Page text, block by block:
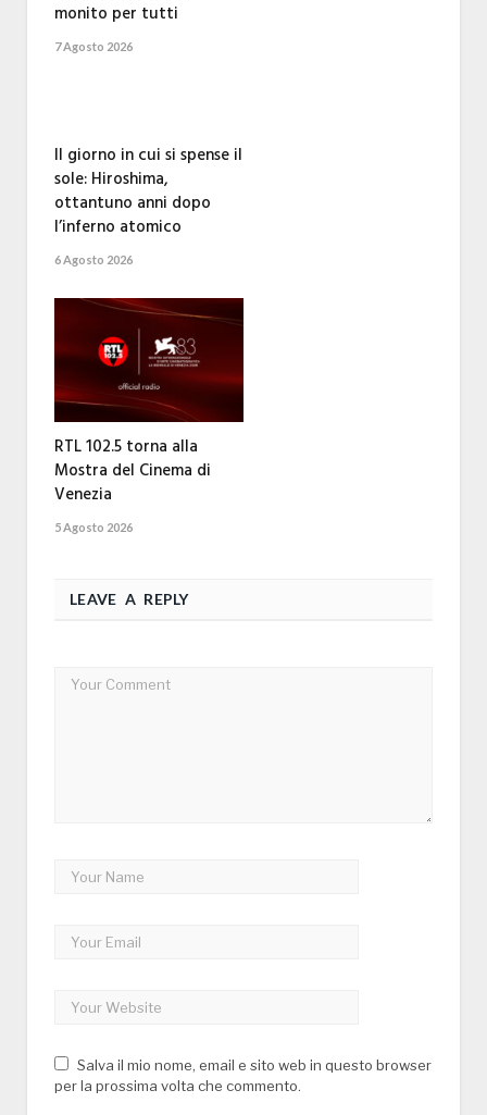
monito per tutti
7 Agosto 2026
Il giorno in cui si spense il
sole: Hiroshima,
ottantuno anni dopo
l’inferno atomico
6 Agosto 2026
RTL 102.5 torna alla
Mostra del Cinema di
Venezia
5 Agosto 2026
LEAVE A REPLY
Salva il mio nome, email e sito web in questo browser
per la prossima volta che commento.